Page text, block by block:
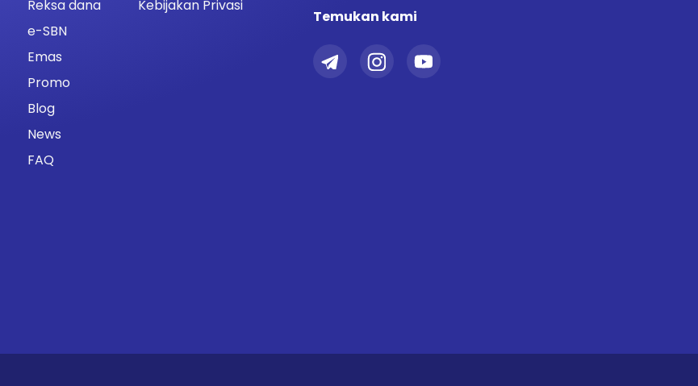
Reksa dana
e-SBN
Emas
Promo
Blog
News
FAQ
Kebijakan Privasi
Temukan kami